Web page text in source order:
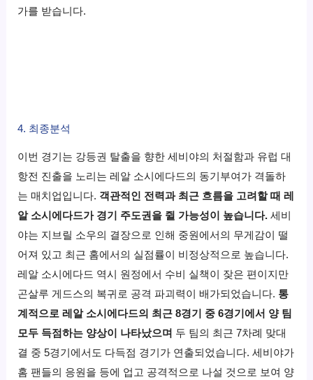
가를 받습니다.
4. 최종분석
이번 경기는 강등권 탈출을 향한 세비야의 처절함과 유럽 대
항전 진출을 노리는 레알 소시에다드의 동기부여가 격돌하
는 매치업입니다. 객관적인 전력과 최근 흐름을 고려할 때 레
알 소시에다드가 경기 주도권을 쥘 가능성이 높습니다. 세비
야는 지브릴 소우의 결장으로 인해 중원에서의 무게감이 떨
어져 있고 최근 홈에서의 실점률이 비정상적으로 높습니다.
레알 소시에다드 역시 원정에서 수비 실책이 잦은 편이지만
곤살루 게드스의 복귀로 공격 파괴력이 배가되었습니다. 통
계적으로 레알 소시에다드의 최근 8경기 중 6경기에서 양 팀
모두 득점하는 양상이 나타났으며 두 팀의 최근 7차례 맞대
결 중 5경기에서도 다득점 경기가 연출되었습니다. 세비야가
홈 팬들의 응원을 등에 업고 공격적으로 나설 것으로 보여 양